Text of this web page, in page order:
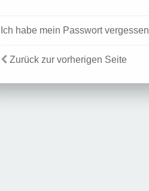
Ich habe mein Passwort vergessen
Zurück zur vorherigen Seite